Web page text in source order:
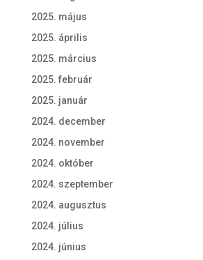
2025. május
2025. április
2025. március
2025. február
2025. január
2024. december
2024. november
2024. október
2024. szeptember
2024. augusztus
2024. július
2024. június